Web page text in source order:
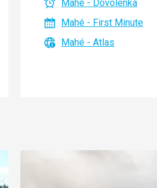
Mahé - Dovolenka
Mahé - First Minute
Mahé - Atlas